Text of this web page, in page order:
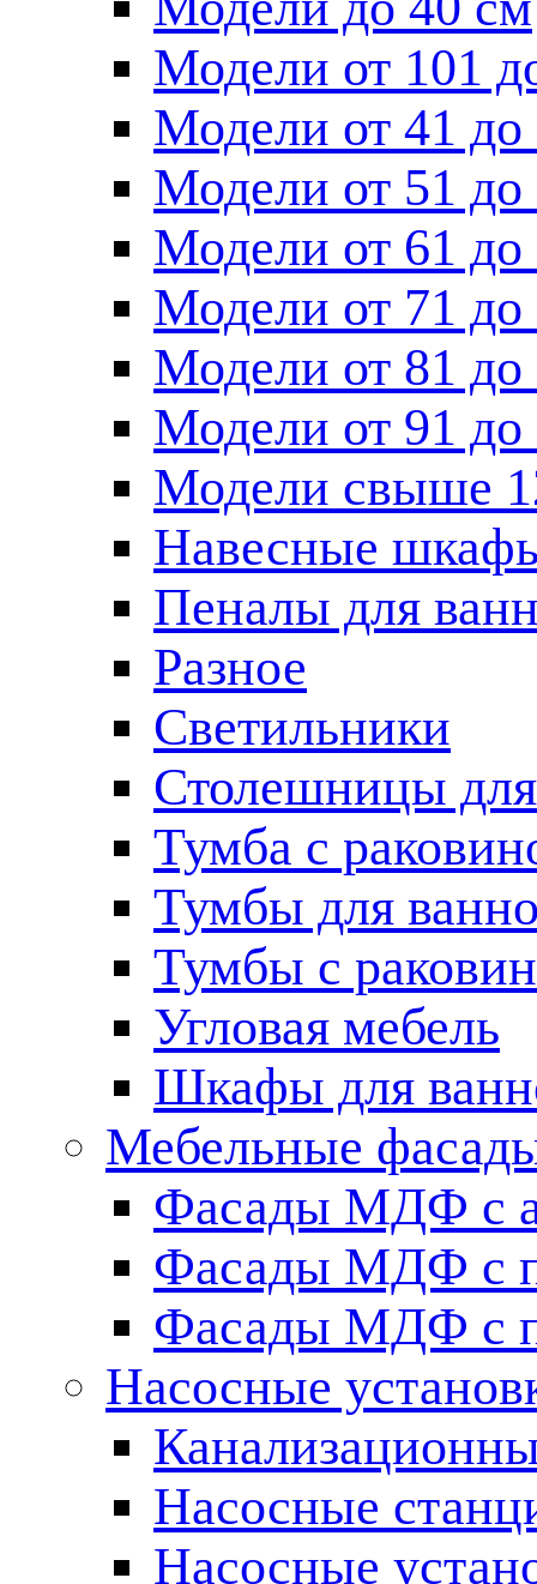
Модели от 101
Модели от 41 до
Модели от 51 до
Модели от 61 до
Модели от 71 до
Модели от 81 до
Модели от 91 до
Модели свыше
Навесные
Пеналы для
Разное
Светильники
Столешницы
Тумба с
Тумбы для
Тумбы с
Угловая мебель
Шкафы для
Мебельные
Фасады МДФ c
Фасады МДФ с
Фасады МДФ с
Насосные
Насосные
Насосные